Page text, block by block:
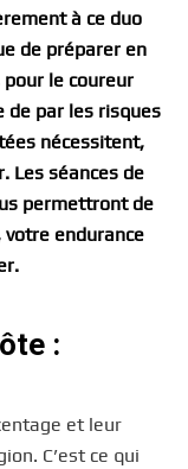
à ce duo
de préparer en
le coureur
de par les risques
nécessitent,
Les séances de
permettront de
endurance
:
et leur
C’est ce qui